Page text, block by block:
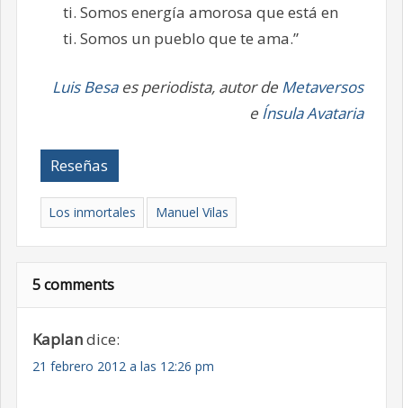
ti. Somos energía amorosa que está en
ti. Somos un pueblo que te ama.”
Luis Besaes periodista, autor de Metaversos
e Ínsula Avataria
Reseñas
Los inmortales Manuel Vilas
5 comments
Kaplandice:
21 febrero 2012 a las 12:26 pm